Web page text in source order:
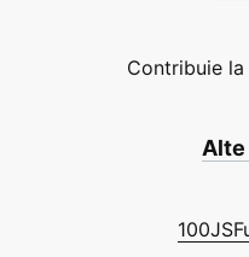
Contribuie